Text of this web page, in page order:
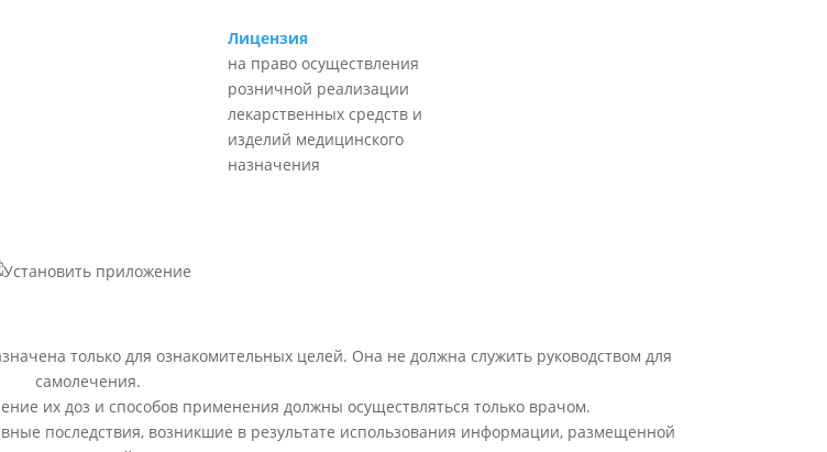
Лицензия
на право осуществления
розничной реализации
лекарственных средств и
изделий медицинского
назначения
только для ознакомительных целей. Она не должна служить руководством для
самолечения.
их доз и способов применения должны осуществляться только врачом.
последствия, возникшие в результате использования информации, размещенной